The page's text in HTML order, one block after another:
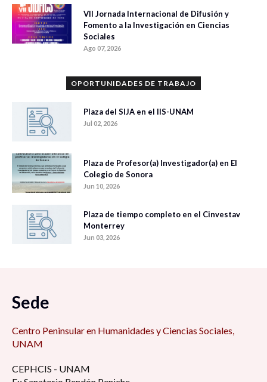
VII Jornada Internacional de Difusión y
Fomento a la Investigación en Ciencias
Sociales
Ago 07, 2026
OPORTUNIDADES DE TRABAJO
Plaza del SIJA en el IIS-UNAM
Jul 02, 2026
Plaza de Profesor(a) Investigador(a) en El
Colegio de Sonora
Jun 10, 2026
Plaza de tiempo completo en el Cinvestav
Monterrey
Jun 03, 2026
Sede
Centro Peninsular en Humanidades y Ciencias Sociales,
UNAM
CEPHCIS - UNAM